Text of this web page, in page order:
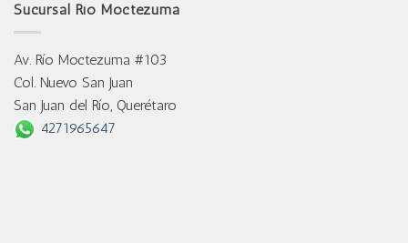
Sucursal Río Moctezuma
Av. Río Moctezuma #103
Col. Nuevo San Juan
San Juan del Río, Querétaro
4271965647